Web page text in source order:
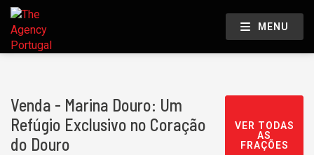
MENU
Venda - Marina Douro: Um
Refúgio Exclusivo no Coração
do Douro
VER TODAS
AS
FRAÇÕES